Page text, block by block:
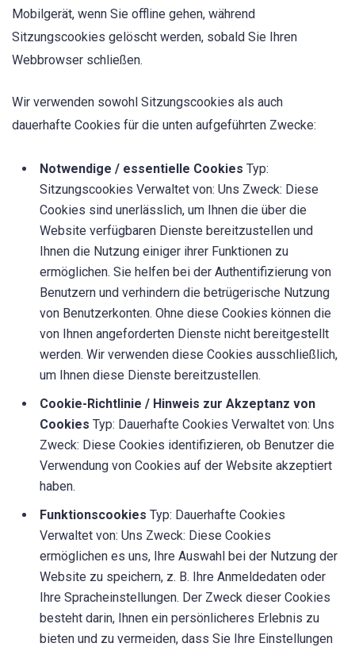
Mobilgerät, wenn Sie offline gehen, während
Sitzungscookies gelöscht werden, sobald Sie Ihren
Webbrowser schließen.
Wir verwenden sowohl Sitzungscookies als auch
dauerhafte Cookies für die unten aufgeführten Zwecke:
Notwendige / essentielle Cookies Typ:
Sitzungscookies Verwaltet von: Uns Zweck: Diese
Cookies sind unerlässlich, um Ihnen die über die
Website verfügbaren Dienste bereitzustellen und
Ihnen die Nutzung einiger ihrer Funktionen zu
ermöglichen. Sie helfen bei der Authentifizierung von
Benutzern und verhindern die betrügerische Nutzung
von Benutzerkonten. Ohne diese Cookies können die
von Ihnen angeforderten Dienste nicht bereitgestellt
werden. Wir verwenden diese Cookies ausschließlich,
um Ihnen diese Dienste bereitzustellen.
Cookie-Richtlinie / Hinweis zur Akzeptanz von
Cookies Typ: Dauerhafte Cookies Verwaltet von: Uns
Zweck: Diese Cookies identifizieren, ob Benutzer die
Verwendung von Cookies auf der Website akzeptiert
haben.
Funktionscookies Typ: Dauerhafte Cookies
Verwaltet von: Uns Zweck: Diese Cookies
ermöglichen es uns, Ihre Auswahl bei der Nutzung der
Website zu speichern, z. B. Ihre Anmeldedaten oder
Ihre Spracheinstellungen. Der Zweck dieser Cookies
besteht darin, Ihnen ein persönlicheres Erlebnis zu
bieten und zu vermeiden, dass Sie Ihre Einstellungen